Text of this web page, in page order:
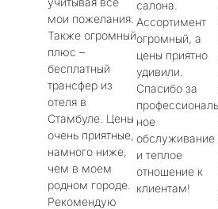
мои пожелания.
Также огромный
плюс –
бесплатный
трансфер из
отеля в
Стамбуле. Цены
очень приятные,
намного ниже,
чем в моем
родном городе.
Рекомендую
салона.
Ассортимент
огромный, а
цены приятно
удивили.
Спасибо за
профессиональ
ное
обслуживание
и теплое
отношение к
клиентам!